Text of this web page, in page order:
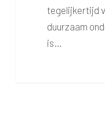
tegelijkertijd
duurzaam
is…